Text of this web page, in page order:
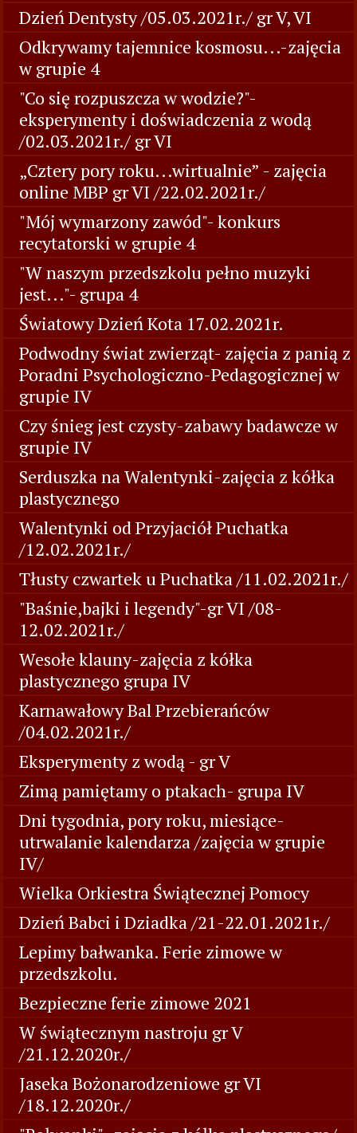
Dzień Dentysty /05.03.2021r./ gr V, VI
Odkrywamy tajemnice kosmosu...-zajęcia
w grupie 4
"Co się rozpuszcza w wodzie?"-
eksperymenty i doświadczenia z wodą
/02.03.2021r./ gr VI
„Cztery pory roku...wirtualnie” - zajęcia
online MBP gr VI /22.02.2021r./
"Mój wymarzony zawód"- konkurs
recytatorski w grupie 4
"W naszym przedszkolu pełno muzyki
jest..."- grupa 4
Światowy Dzień Kota 17.02.2021r.
Podwodny świat zwierząt- zajęcia z panią z
Poradni Psychologiczno-Pedagogicznej w
grupie IV
Czy śnieg jest czysty-zabawy badawcze w
grupie IV
Serduszka na Walentynki-zajęcia z kółka
plastycznego
Walentynki od Przyjaciół Puchatka
/12.02.2021r./
Tłusty czwartek u Puchatka /11.02.2021r./
"Baśnie,bajki i legendy"-gr VI /08-
12.02.2021r./
Wesołe klauny-zajęcia z kółka
plastycznego grupa IV
Karnawałowy Bal Przebierańców
/04.02.2021r./
Eksperymenty z wodą - gr V
Zimą pamiętamy o ptakach- grupa IV
Dni tygodnia, pory roku, miesiące-
utrwalanie kalendarza /zajęcia w grupie
IV/
Wielka Orkiestra Świątecznej Pomocy
Dzień Babci i Dziadka /21-22.01.2021r./
Lepimy bałwanka. Ferie zimowe w
przedszkolu.
Bezpieczne ferie zimowe 2021
W świątecznym nastroju gr V
/21.12.2020r./
Jaseka Bożonarodzeniowe gr VI
/18.12.2020r./